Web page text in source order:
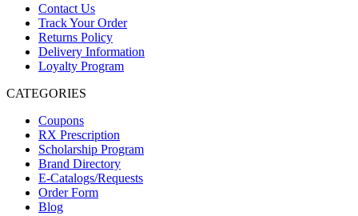
Contact Us
Track Your Order
Returns Policy
Delivery Information
Loyalty Program
CATEGORIES
Coupons
RX Prescription
Scholarship Program
Brand Directory
E-Catalogs/Requests
Order Form
Blog